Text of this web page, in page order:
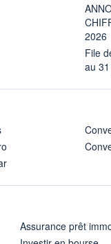
2026
File
au
Assurance prêt